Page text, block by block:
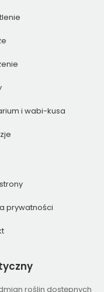
i wabi-kusa
prywatności
roślin dostępnych